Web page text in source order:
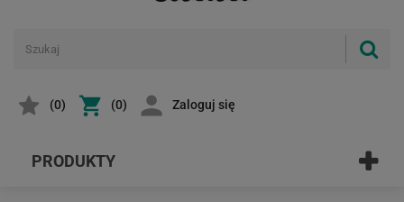
(0) (0) Zaloguj się
PRODUKTY